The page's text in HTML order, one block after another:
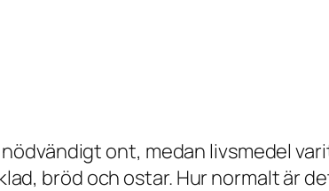
ont, medan livsmedel
bröd och ostar. Hur normalt är